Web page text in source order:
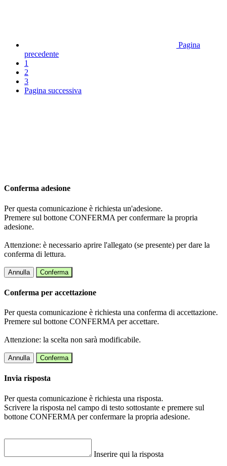
Pagina
precedente
1
2
3
Pagina successiva
Conferma adesione
Per questa comunicazione è richiesta un'adesione.
Premere sul bottone CONFERMA per confermare la propria
adesione.
Attenzione: è necessario aprire l'allegato (se presente) per dare la
conferma di lettura.
Annulla Conferma
Conferma per accettazione
Per questa comunicazione è richiesta una conferma di accettazione.
Premere sul bottone CONFERMA per accettare.
Attenzione: la scelta non sarà modificabile.
Annulla Conferma
Invia risposta
Per questa comunicazione è richiesta una risposta.
Scrivere la risposta nel campo di testo sottostante e premere sul
bottone CONFERMA per confermare la propria adesione.
Inserire qui la risposta